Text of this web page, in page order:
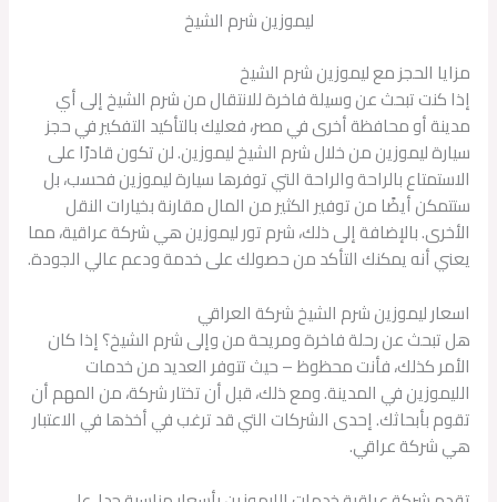
ليموزين شرم الشيخ
مزايا الحجز مع ليموزين شرم الشيخ
إذا كنت تبحث عن وسيلة فاخرة للانتقال من شرم الشيخ إلى أي
مدينة أو محافظة أخرى في مصر، فعليك بالتأكيد التفكير في حجز
سيارة ليموزين من خلال شرم الشيخ ليموزين. لن تكون قادرًا على
الاستمتاع بالراحة والراحة التي توفرها سيارة ليموزين فحسب، بل
ستتمكن أيضًا من توفير الكثير من المال مقارنة بخيارات النقل
الأخرى. بالإضافة إلى ذلك، شرم تور ليموزين هي شركة عراقية، مما
يعني أنه يمكنك التأكد من حصولك على خدمة ودعم عالي الجودة.
اسعار ليموزين شرم الشيخ شركة العراقي
هل تبحث عن رحلة فاخرة ومريحة من وإلى شرم الشيخ؟ إذا كان
الأمر كذلك، فأنت محظوظ – حيث تتوفر العديد من خدمات
الليموزين في المدينة. ومع ذلك، قبل أن تختار شركة، من المهم أن
تقوم بأبحاثك. إحدى الشركات التي قد ترغب في أخذها في الاعتبار
هي شركة عراقي.